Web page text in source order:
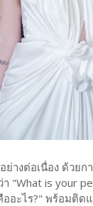
ย่างต่อเนื่อง ด้ว
"What is your
ะไร?" พร้อมติด